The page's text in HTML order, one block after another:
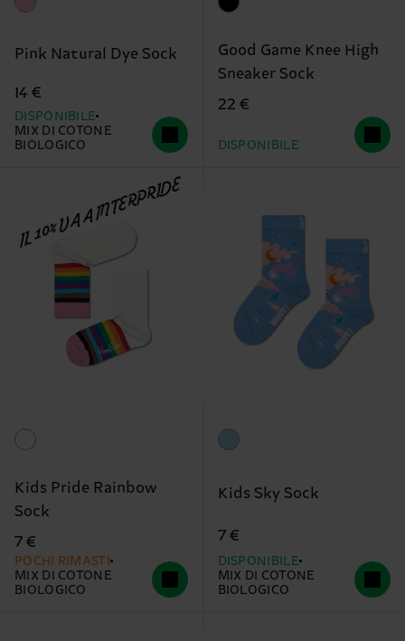
Pink Natural Dye Sock
14 €
DISPONIBILE
MIX DI COTONE
BIOLOGICO
Good Game Knee High
Sneaker Sock
22 €
DISPONIBILE
IL 10% VA A INTERPRIDE
Kids Pride Rainbow
Sock
7 €
POCHI RIMASTI
MIX DI COTONE
BIOLOGICO
Kids Sky Sock
7 €
DISPONIBILE
MIX DI COTONE
BIOLOGICO